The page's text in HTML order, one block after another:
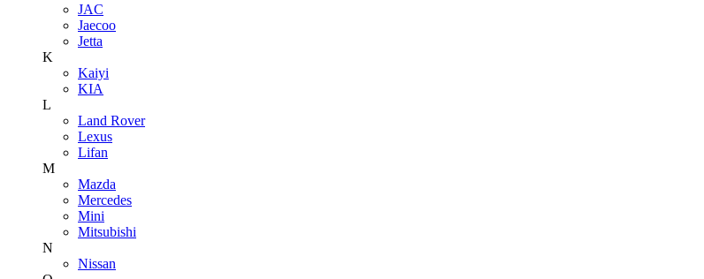
JAC
Jaecoo
Jetta
K
Kaiyi
KIA
L
Land Rover
Lexus
Lifan
M
Mazda
Mercedes
Mini
Mitsubishi
N
Nissan